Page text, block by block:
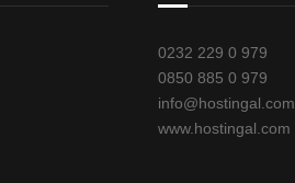
0232 229 0 979
0850 885 0 979
info@hostingal.com
www.hostingal.com